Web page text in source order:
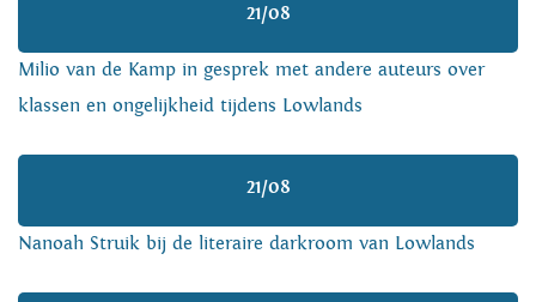
21/08
Milio van de Kamp in gesprek met andere auteurs over
klassen en ongelijkheid tijdens Lowlands
21/08
Nanoah Struik bij de literaire darkroom van Lowlands